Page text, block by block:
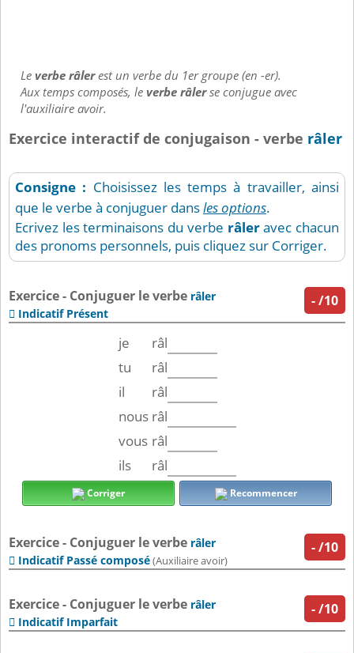
Leverbe râlerest un verbe du 1er groupe (en -er).
Aux temps composés, leverbe râlerse conjugue avec
l'auxiliaire avoir.
Exercice interactif de conjugaison - verbe râler
Consigne : Choisissez les temps à travailler, ainsi
que le verbe à conjuguer dansles options.
Ecrivez les terminaisons du verbe râleravec chacun
des pronoms personnels, puis cliquez sur Corriger.
-/10
Exercice - Conjuguer le verbe râler
 Indicatif Présent
je
râl
tu
râl
il
râl
nous râl
vous râl
ils
râl
Corriger Recommencer
-/10
Exercice - Conjuguer le verbe râler
 Indicatif Passé composé(Auxiliaire avoir)
-/10
Exercice - Conjuguer le verbe râler
 Indicatif Imparfait